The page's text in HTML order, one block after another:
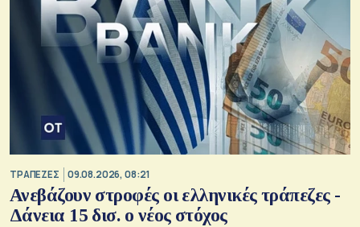
ΤΡΑΠΕΖΕΣ 09.08.2026, 08:21
Ανεβάζουν στροφές οι ελληνικές τράπεζες -
Δάνεια 15 δισ. ο νέος στόχος